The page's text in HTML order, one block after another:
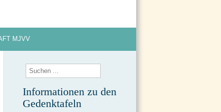
MJVV
Informationen zu den
Gedenktafeln